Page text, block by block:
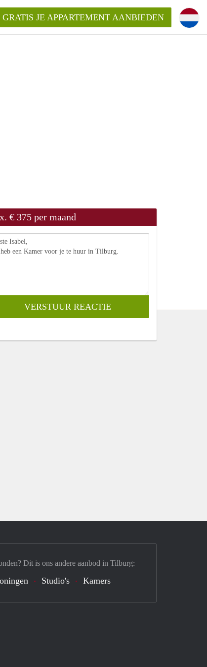
in Tilburg?
GRATIS JE APPARTEMENT AANBIEDEN
€ 375 per maand
Dit is ons andere aanbod in Tilburg:
Studio's Kamers